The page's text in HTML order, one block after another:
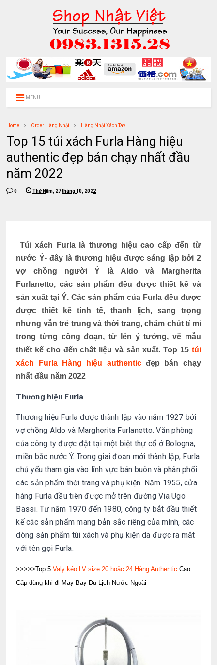
MENU
Home Order Hàng Nhật Hàng Nhật Xách Tay
Top 15 túi xách Furla Hàng hiệu
authentic đẹp bán chạy nhất đầu
năm 2022
0 Thứ Năm, 27 tháng 10, 2022
Túi xách Furlalà thương hiệu cao cấp đến từ
nước Ý- đây là thương hiệu được sáng lập bởi 2
vợ chồng người Ý là Aldo và Margherita
Furlanetto, các sản phẩm đều được thiết kế và
sản xuất tại Ý. Các sản phẩm của Furla đều được
được thiết kế tinh tế, thanh lịch, sang trọng
nhưng vẫn trẻ trung và thời trang, chăm chút tỉ mỉ
trong từng công đoạn, từ lên ý tưởng, vẽ mẫu
thiết kế cho đến chất liệu và sản xuất.Top 15túi
xách Furla Hàng hiệu authenticđẹp bán chạy
nhất đầu năm 2022
Thương hiệu Furla
Thương hiệu Furla được thành lập vào năm 1927 bởi
vợ chồng Aldo và Margherita Furlanetto. Văn phòng
của công ty được đặt tại một biệt thự cổ ở Bologna,
miền bắc nước Ý. Trong giai đoạn mới thành lập, Furla
chủ yếu tham gia vào lĩnh vực bán buôn và phân phối
các sản phẩm thời trang và phụ kiện. Năm 1955, cửa
hàng Furla đầu tiên được mở trên đường Via Ugo
Bassi. Từ năm 1970 đến 1980, công ty bắt đầu thiết
kế các sản phẩm mang bản sắc riêng của mình, các
dòng sản phẩm túi xách và phụ kiện da được ra mắt
với tên gọi Furla.
>>>>>Top 5Valy kéo LV size 20 hoặc 24 Hàng Authentic Cao
Cấp dùng khi đi May Bay Du Lịch Nước Ngoài